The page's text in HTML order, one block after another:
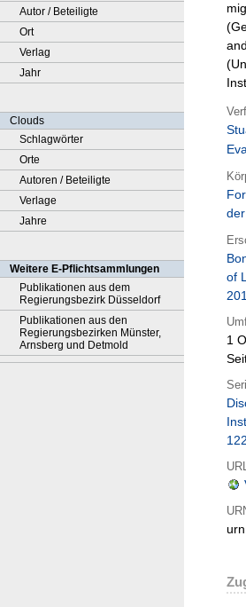
Autor / Beteiligte
Ort
Verlag
Jahr
Clouds
Schlagwörter
Orte
Autoren / Beteiligte
Verlage
Jahre
Weitere E-Pflichtsammlungen
Publikationen aus dem
Regierungsbezirk Düsseldorf
Publikationen aus den
Regierungsbezirken Münster,
Arnsberg und Detmold
of
1
URL